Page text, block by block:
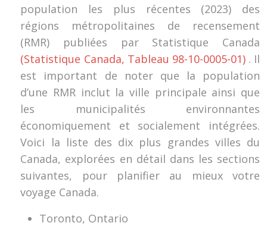
population les plus récentes (2023) des
régions métropolitaines de recensement
(RMR) publiées par Statistique Canada
(Statistique Canada, Tableau 98-10-0005-01) . Il
est important de noter que la population
d’une RMR inclut la ville principale ainsi que
les municipalités environnantes
économiquement et socialement intégrées.
Voici la liste des dix plus grandes villes du
Canada, explorées en détail dans les sections
suivantes, pour planifier au mieux votre
voyage Canada.
Toronto, Ontario